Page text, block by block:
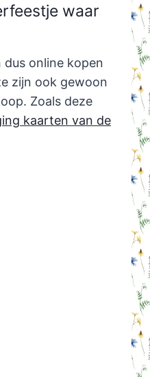
waar
online kopen
zijn ook gewoon
Zoals deze
kaarten van de